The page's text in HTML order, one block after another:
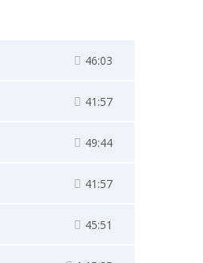
46:03
41:57
49:44
41:57
45:51